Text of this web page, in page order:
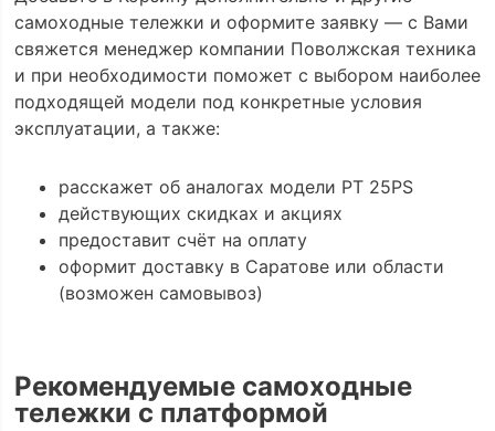
самоходные тележки и оформите заявку — с Вами
свяжется менеджер компании Поволжская техника
и при необходимости поможет с выбором наиболее
подходящей модели под конкретные условия
эксплуатации, а также:
расскажет об аналогах модели PT 25PS
действующих скидках и акциях
предоставит счёт на оплату
оформит доставку в Саратове или области
(возможен самовывоз)
Рекомендуемые самоходные
тележки с платформой